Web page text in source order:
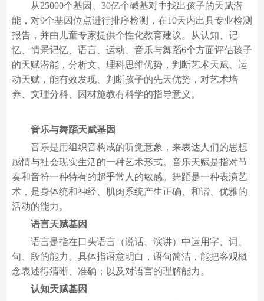
从25000个基因、30亿个碱基对中找出孩子的天赋潜
能，对9个基因位点进行排序检测，在10天内出具专业检测
报告，并由儿童专家提供个性化教育建议。从认知、记
忆、情景记忆、语言、运动、音乐与舞蹈6个方面评估孩子
的天赋潜能，分析文、理科思维优势，判断艺术天赋、运
动天赋，能有效发现、判断孩子的先天优势，对艺术培
养、文理分科、因材施教有科学的指导意义。
音乐与舞蹈天赋基因
音乐是用组织音构成的听觉意象，来表达人们的思想
感情与社会现实生活的一种艺术形式。音乐天赋是指对节
奏和音符一种特有的超乎常人的敏感。舞蹈是一种表演艺
术，是身体统和神经、肌肉系统产生正确、和谐、优雅的
活动的能力。
语言天赋基因
语言是指在口头语言（说话、演讲）中运用字、词、
句、段的能力。具体指语意明白，语句简洁，能把客观概
念表述得清晰、准确；以及对语言的理解能力。
认知天赋基因